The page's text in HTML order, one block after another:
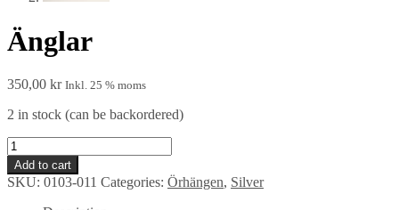
Änglar
350,00 kr Inkl. 25 % moms
2 in stock (can be backordered)
Änglar
quantity
Add to cart
SKU: 0103-011 Categories: Örhängen, Silver